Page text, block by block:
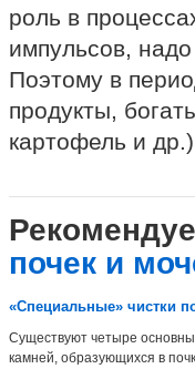
роль в
импульсов,
Поэтому в
продукты,
картофель и
почек и
«Специальные» чистки
Существуют четыре
камней, образующихся в